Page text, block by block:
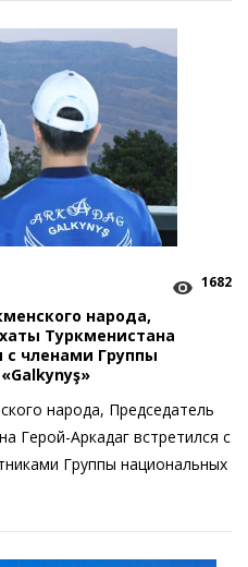
1682
народа,
Туркменистана
с членами Группы
народа, Председатель
Герой-Аркадаг встретился с
Группы национальных